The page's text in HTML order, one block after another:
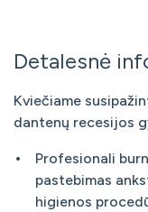
Detalesnė
Kviečiame
dantenų recesijos
Profesionali
pastebimas
higienos